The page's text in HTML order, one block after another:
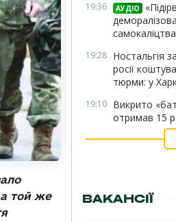
той же
19:36 АУДІО
19:28 Ностальгія
росії
тюрми: у
19:10 Викрито
отримав 15
ВАКАНСІЇ